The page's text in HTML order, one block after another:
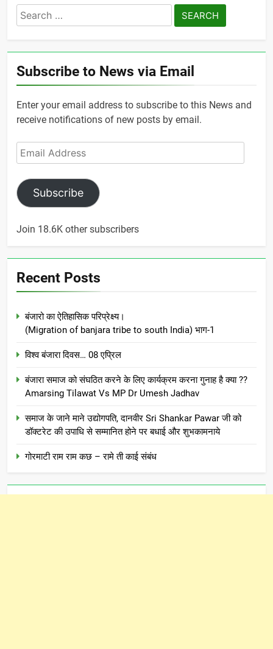
Search
for:
Subscribe to News via Email
Enter your email address to subscribe to this News and
receive notifications of new posts by email.
Email
Address
Subscribe
Join 18.6K other subscribers
Recent Posts
बंजारो का ऐतिहासिक परिप्रेक्ष्य।
(Migration of banjara tribe to south India) भाग-1
विश्व बंजारा दिवस… 08 एप्रिल
बंजारा समाज को संघठित करने के लिए कार्यक्रम करना गुनाह है क्या ??
Amarsing Tilawat Vs MP Dr Umesh Jadhav
समाज के जाने माने उद्योगपति, दानवीर Sri Shankar Pawar जी को
डॉक्टरेट की उपाधि से सम्मानित होने पर बधाई और शुभकामनाये
गोरमाटी राम राम कछ – रामे ती काई संबंध